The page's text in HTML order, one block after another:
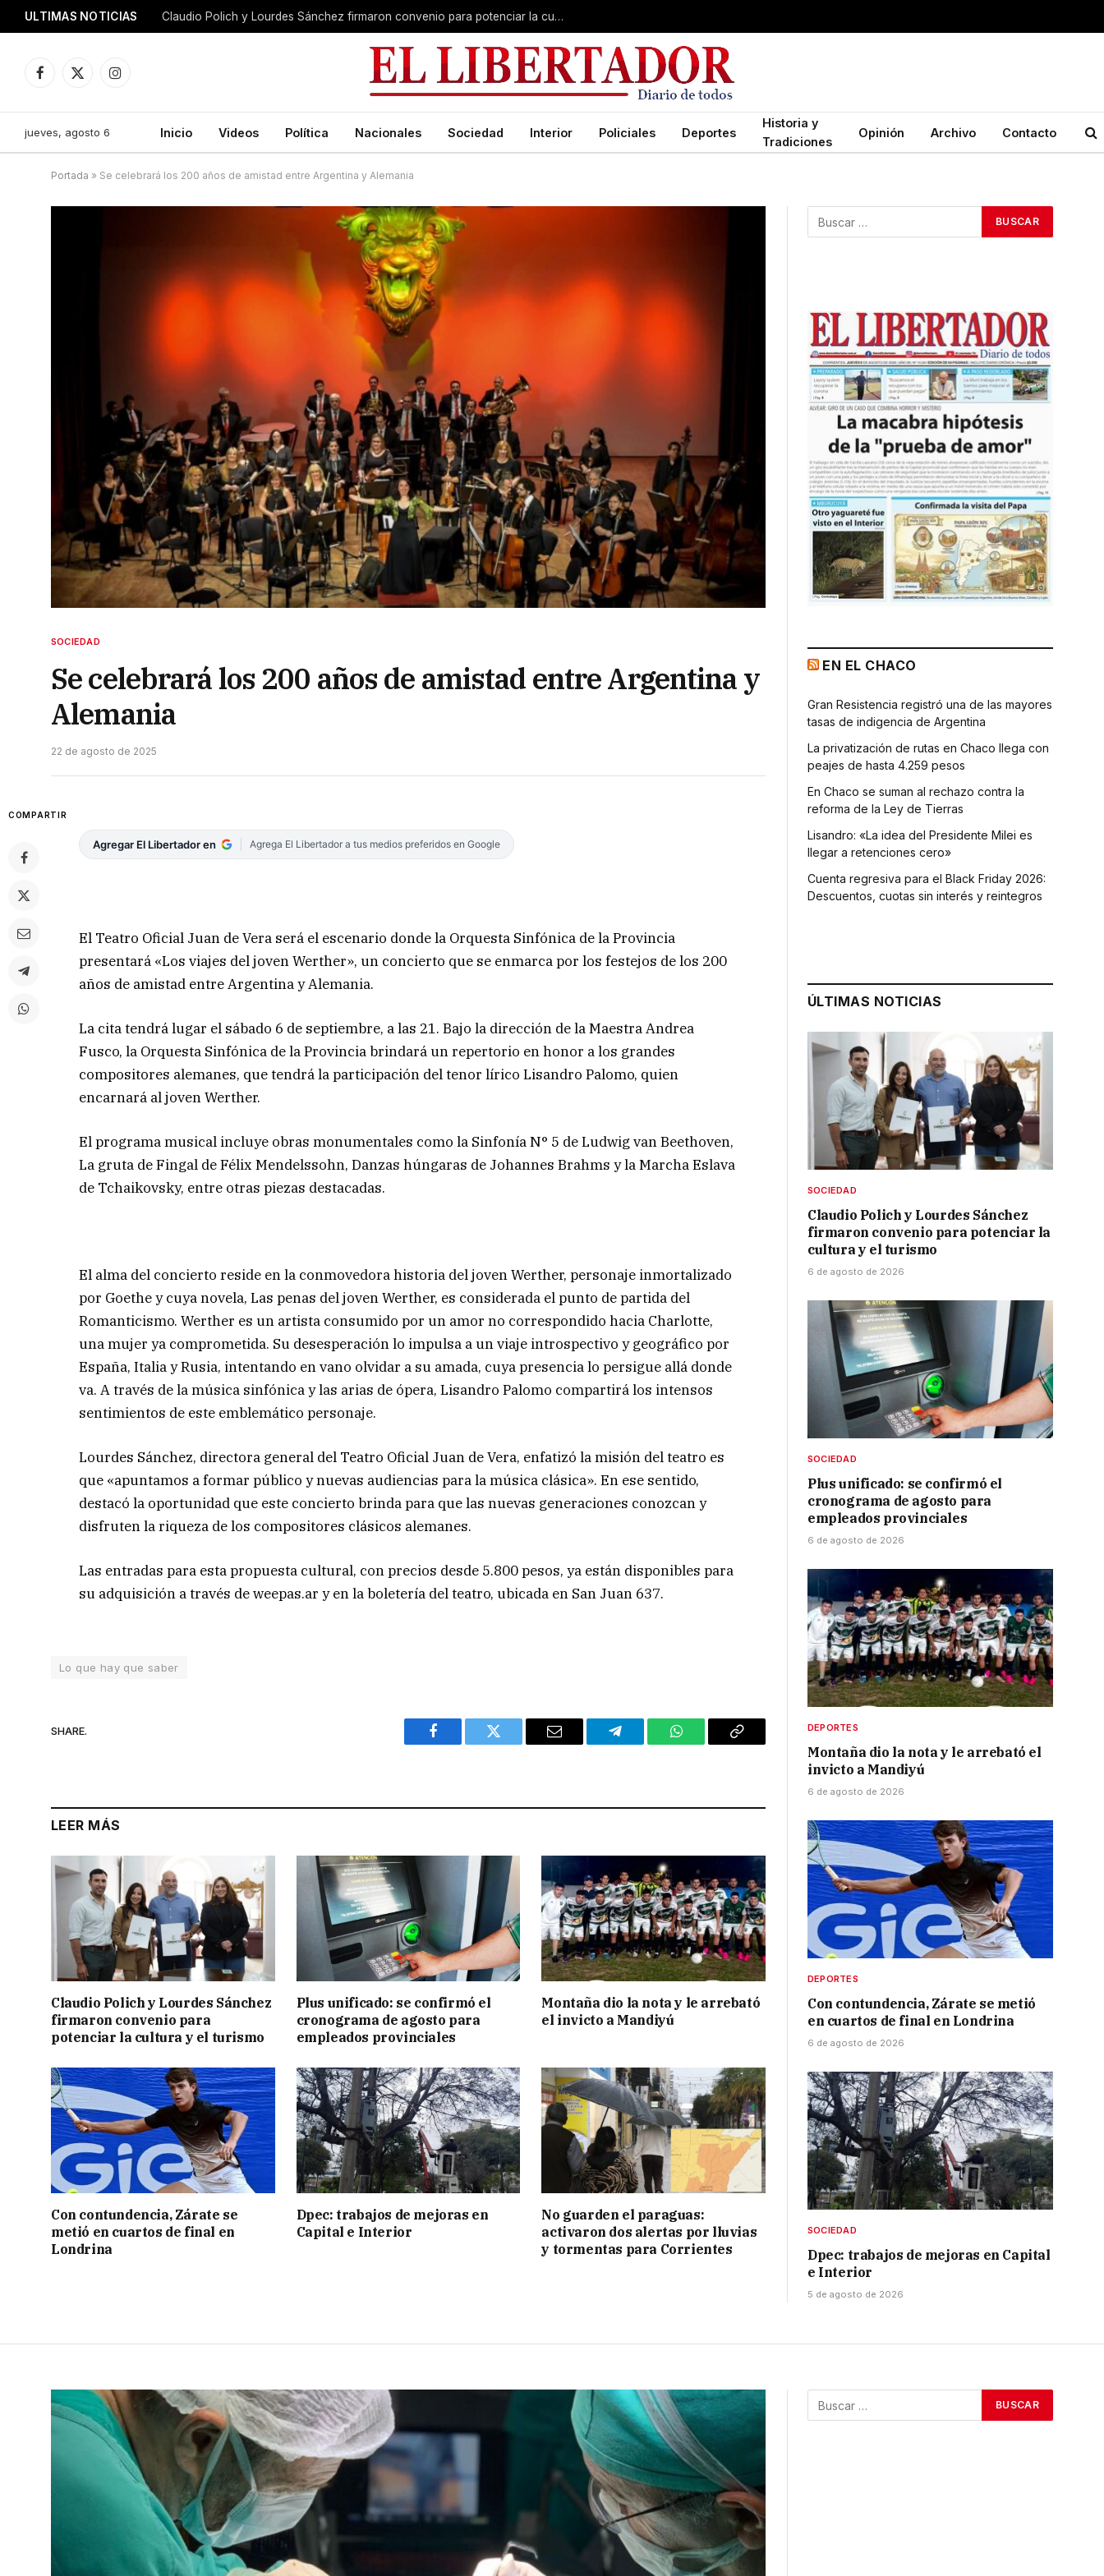
ULTIMAS NOTICIAS Claudio Polich y Lourdes Sánchez firmaron convenio para potenciar la cultura y el turismo
Facebook
X
Instagram
jueves, agosto 6 Inicio Videos Política Nacionales Sociedad Interior Policiales Deportes
Historia y
Tradiciones
Opinión Archivo Contacto
Portada » Se celebrará los 200 años de amistad entre Argentina y Alemania
SOCIEDAD
Se celebrará los 200 años de amistad entre Argentina y
Alemania
22 de agosto de 2025
COMPARTIR
Agregar El Libertador en Agrega El Libertador a tus medios preferidos en Google
El Teatro Oficial Juan de Vera será el escenario donde la Orquesta Sinfónica de la Provincia
presentará «Los viajes del joven Werther», un concierto que se enmarca por los festejos de los 200
años de amistad entre Argentina y Alemania.
La cita tendrá lugar el sábado 6 de septiembre, a las 21. Bajo la dirección de la Maestra Andrea
Fusco, la Orquesta Sinfónica de la Provincia brindará un repertorio en honor a los grandes
compositores alemanes, que tendrá la participación del tenor lírico Lisandro Palomo, quien
encarnará al joven Werther.
El programa musical incluye obras monumentales como la Sinfonía N° 5 de Ludwig van Beethoven,
La gruta de Fingal de Félix Mendelssohn, Danzas húngaras de Johannes Brahms y la Marcha Eslava
de Tchaikovsky, entre otras piezas destacadas.
El alma del concierto reside en la conmovedora historia del joven Werther, personaje inmortalizado
por Goethe y cuya novela, Las penas del joven Werther, es considerada el punto de partida del
Romanticismo. Werther es un artista consumido por un amor no correspondido hacia Charlotte,
una mujer ya comprometida. Su desesperación lo impulsa a un viaje introspectivo y geográfico por
España, Italia y Rusia, intentando en vano olvidar a su amada, cuya presencia lo persigue allá donde
va. A través de la música sinfónica y las arias de ópera, Lisandro Palomo compartirá los intensos
sentimientos de este emblemático personaje.
Lourdes Sánchez, directora general del Teatro Oficial Juan de Vera, enfatizó la misión del teatro es
que «apuntamos a formar público y nuevas audiencias para la música clásica». En ese sentido,
destacó la oportunidad que este concierto brinda para que las nuevas generaciones conozcan y
disfruten la riqueza de los compositores clásicos alemanes.
Las entradas para esta propuesta cultural, con precios desde 5.800 pesos, ya están disponibles para
su adquisición a través de weepas.ar y en la boletería del teatro, ubicada en San Juan 637.
Lo que hay que saber
SHARE.
Facebook Twitter Email Telegram WhatsAppCopy
LEER MÁS
Claudio Polich y Lourdes Sánchez
firmaron convenio para
potenciar la cultura y el turismo
Plus unificado: se confirmó el
cronograma de agosto para
empleados provinciales
Montaña dio la nota y le arrebató
el invicto a Mandiyú
Con contundencia, Zárate se
metió en cuartos de final en
Londrina
Dpec: trabajos de mejoras en
Capital e Interior
No guarden el paraguas:
activaron dos alertas por lluvias
y tormentas para Corrientes
EN EL CHACO
Gran Resistencia registró una de las mayores
tasas de indigencia de Argentina
La privatización de rutas en Chaco llega con
peajes de hasta 4.259 pesos
En Chaco se suman al rechazo contra la
reforma de la Ley de Tierras
Lisandro: «La idea del Presidente Milei es
llegar a retenciones cero»
Cuenta regresiva para el Black Friday 2026:
Descuentos, cuotas sin interés y reintegros
ÚLTIMAS NOTICIAS
SOCIEDAD
Claudio Polich y Lourdes Sánchez
firmaron convenio para potenciar la
cultura y el turismo
6 de agosto de 2026
SOCIEDAD
Plus unificado: se confirmó el
cronograma de agosto para
empleados provinciales
6 de agosto de 2026
DEPORTES
Montaña dio la nota y le arrebató el
invicto a Mandiyú
6 de agosto de 2026
DEPORTES
Con contundencia, Zárate se metió
en cuartos de final en Londrina
6 de agosto de 2026
SOCIEDAD
Dpec: trabajos de mejoras en Capital
e Interior
5 de agosto de 2026